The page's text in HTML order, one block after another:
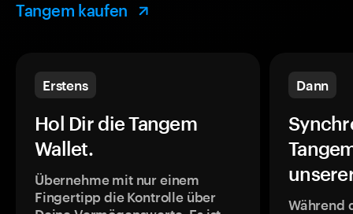
Tangem kaufen
Erstens
Hol Dir die Tangem
Wallet.
Übernehme mit nur einem
Fingertipp die Kontrolle über
Dann
Während